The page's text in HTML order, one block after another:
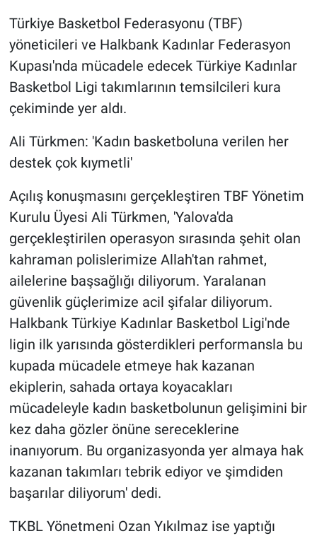
Türkiye Basketbol Federasyonu (TBF)
yöneticileri ve Halkbank Kadınlar Federasyon
Kupası'nda mücadele edecek Türkiye Kadınlar
Basketbol Ligi takımlarının temsilcileri kura
çekiminde yer aldı.
Ali Türkmen: 'Kadın basketboluna verilen her
destek çok kıymetli'
Açılış konuşmasını gerçekleştiren TBF Yönetim
Kurulu Üyesi Ali Türkmen, 'Yalova'da
gerçekleştirilen operasyon sırasında şehit olan
kahraman polislerimize Allah'tan rahmet,
ailelerine başsağlığı diliyorum. Yaralanan
güvenlik güçlerimize acil şifalar diliyorum.
Halkbank Türkiye Kadınlar Basketbol Ligi'nde
ligin ilk yarısında gösterdikleri performansla bu
kupada mücadele etmeye hak kazanan
ekiplerin, sahada ortaya koyacakları
mücadeleyle kadın basketbolunun gelişimini bir
kez daha gözler önüne sereceklerine
inanıyorum. Bu organizasyonda yer almaya hak
kazanan takımları tebrik ediyor ve şimdiden
başarılar diliyorum' dedi.
TKBL Yönetmeni Ozan Yıkılmaz ise yaptığı